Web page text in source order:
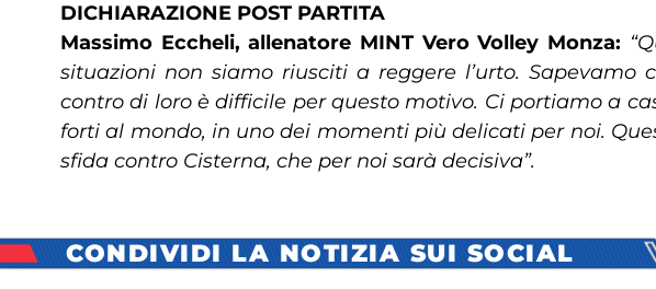
DICHIARAZIONE POST PARTITA
Massimo Eccheli, allenatore MINT Vero Volley Monza:
situazioni non siamo riusciti a reggere l’urto.
contro di loro è difficile per questo motivo. Ci portiamo a
forti al mondo, in uno dei momenti più delicati per noi.
sfida contro Cisterna, che per noi sarà decisiva”.
CONDIVIDI LA NOTIZIA SUI SOCIAL